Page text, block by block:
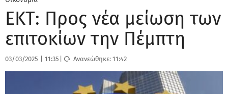
ΕΚΤ: Προς νέα μείωση των
επιτοκίων την Πέμπτη
03/03/2025 11:35 Ανανεώθηκε:11:42